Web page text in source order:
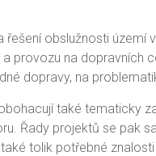
obslužnosti
provozu na dopravních
dopravy, na
také tematicky
Řady projektů se pak
tolik potřebné